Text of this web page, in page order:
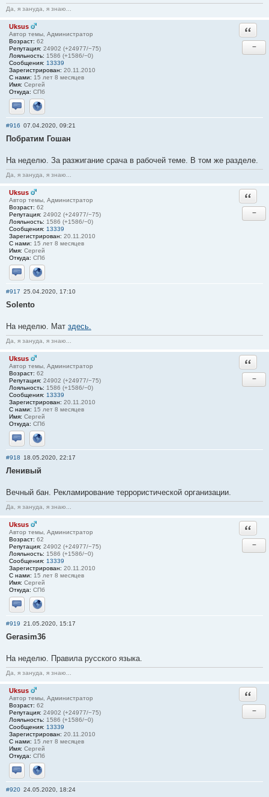
Да, я зануда, я знаю...
Uksus
Автор темы, Администратор
Возраст: 62
Репутация: 24902 (+24977/−75)
Лояльность: 1586 (+1586/−0)
Сообщения: 13339
Зарегистрирован: 20.11.2010
С нами: 15 лет 8 месяцев
Имя: Сергей
Откуда: СПб
Отправить личное сообщение
Сайт
−
#916 07.04.2020, 09:21
Побратим Гошан
На неделю. За разжигание срача в рабочей теме. В том же разделе.
Да, я зануда, я знаю...
Uksus
Автор темы, Администратор
Возраст: 62
Репутация: 24902 (+24977/−75)
Лояльность: 1586 (+1586/−0)
Сообщения: 13339
Зарегистрирован: 20.11.2010
С нами: 15 лет 8 месяцев
Имя: Сергей
Откуда: СПб
Отправить личное сообщение
Сайт
−
#917 25.04.2020, 17:10
Solento
На неделю. Мат здесь.
Да, я зануда, я знаю...
Uksus
Автор темы, Администратор
Возраст: 62
Репутация: 24902 (+24977/−75)
Лояльность: 1586 (+1586/−0)
Сообщения: 13339
Зарегистрирован: 20.11.2010
С нами: 15 лет 8 месяцев
Имя: Сергей
Откуда: СПб
Отправить личное сообщение
Сайт
−
#918 18.05.2020, 22:17
Ленивый
Вечный бан. Рекламирование террористической организации.
Да, я зануда, я знаю...
Uksus
Автор темы, Администратор
Возраст: 62
Репутация: 24902 (+24977/−75)
Лояльность: 1586 (+1586/−0)
Сообщения: 13339
Зарегистрирован: 20.11.2010
С нами: 15 лет 8 месяцев
Имя: Сергей
Откуда: СПб
Отправить личное сообщение
Сайт
−
#919 21.05.2020, 15:17
Gerasim36
На неделю. Правила русского языка.
Да, я зануда, я знаю...
Uksus
Автор темы, Администратор
Возраст: 62
Репутация: 24902 (+24977/−75)
Лояльность: 1586 (+1586/−0)
Сообщения: 13339
Зарегистрирован: 20.11.2010
С нами: 15 лет 8 месяцев
Имя: Сергей
Откуда: СПб
Отправить личное сообщение
Сайт
−
#920 24.05.2020, 18:24